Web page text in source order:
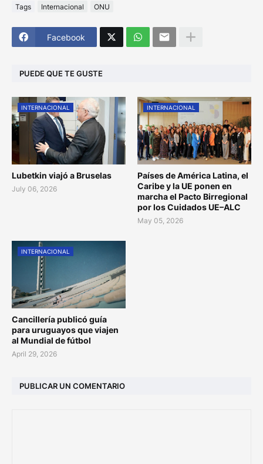
Tags Internacional ONU
Facebook
PUEDE QUE TE GUSTE
INTERNACIONAL
Lubetkin viajó a Bruselas
July 06, 2026
INTERNACIONAL
Países de América Latina, el
Caribe y la UE ponen en
marcha el Pacto Birregional
por los Cuidados UE–ALC
May 05, 2026
INTERNACIONAL
Cancillería publicó guía
para uruguayos que viajen
al Mundial de fútbol
April 29, 2026
PUBLICAR UN COMENTARIO